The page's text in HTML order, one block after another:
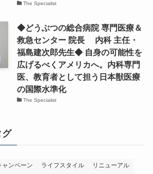
The Specialist
◆どうぶつの総合病院 専門医療＆
救急センター 院長 内科 主任・
福島建次郎先生◆ 自身の可能性を
広げるべくアメリカへ。内科専門
医、教育者として担う日本獣医療
の国際水準化
The Specialist
ャンペーン ライフスタイル
リニューアル